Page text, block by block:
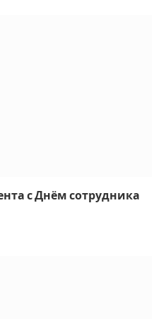
с Днём сотрудника